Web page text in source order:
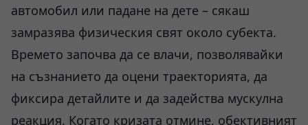
автомобил или падане на дете – сякаш
замразява физическия свят около субекта.
Времето започва да се влачи, позволявайки
на съзнанието да оцени траекторията, да
фиксира детайлите и да задейства мускулна
реакция. Когато кризата отмине, обективният